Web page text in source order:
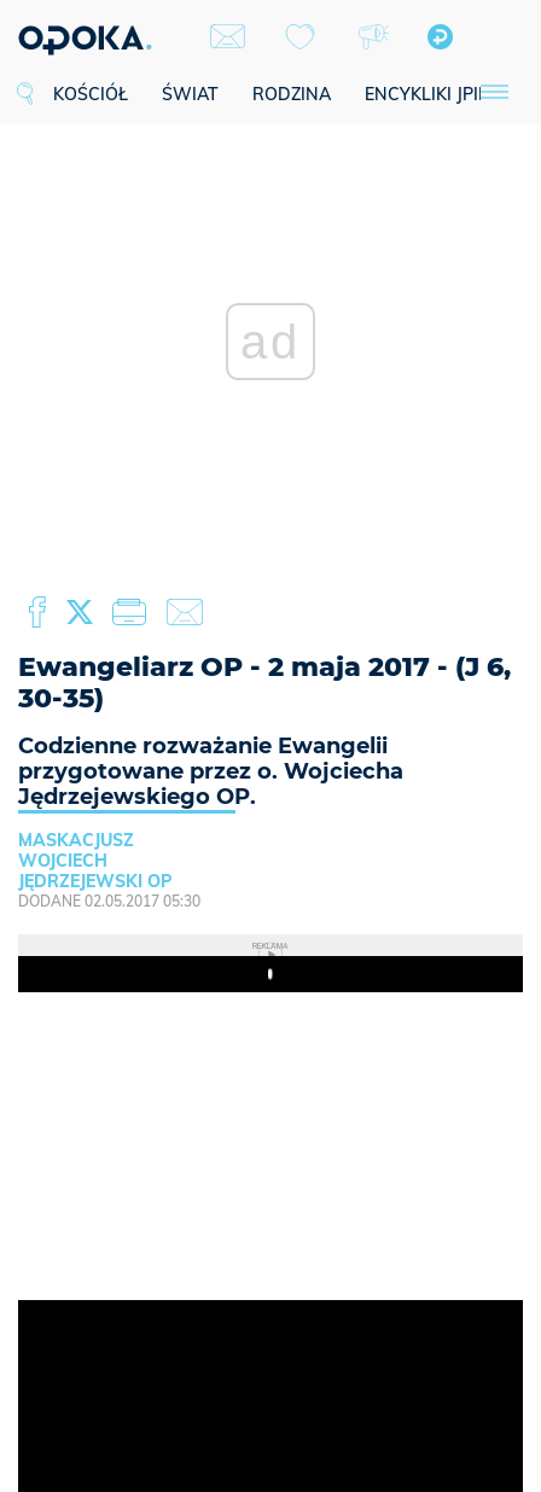
KOŚCIÓŁ ŚWIAT RODZINA ENCYKLIKI JPII
ad
Ewangeliarz OP - 2 maja 2017 - (J 6,
30-35)
Codzienne rozważanie Ewangelii
przygotowane przez o. Wojciecha
Jędrzejewskiego OP.
MASKACJUSZ
WOJCIECH
JĘDRZEJEWSKI OP
DODANE 02.05.2017 05:30
REKLAMA
Play